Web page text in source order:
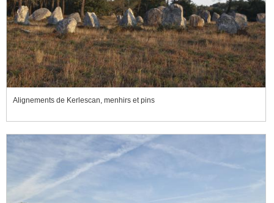
Alignements de Kerlescan, menhirs et pins